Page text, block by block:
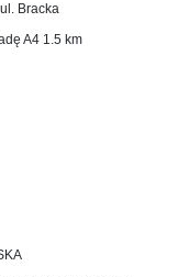
Bracka
A4 1.5 km